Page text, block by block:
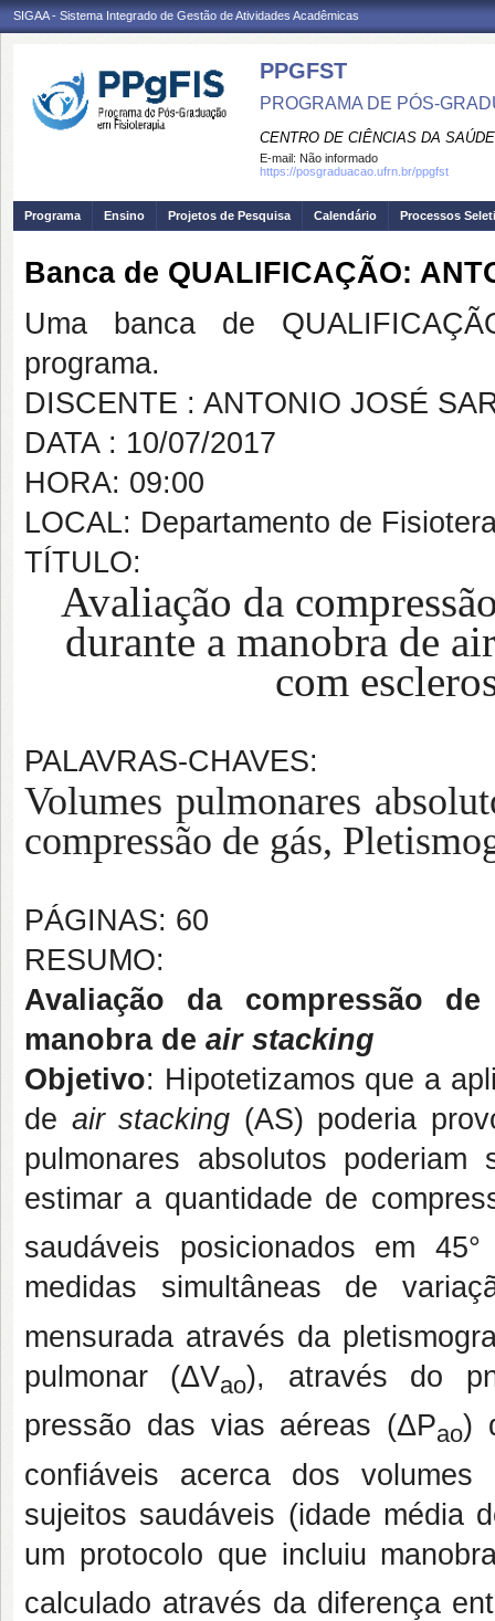
SIGAA - Sistema Integrado de Gestão de Atividades Acadêmicas
PPGFST
PROGRAMA DE PÓS-
CENTRO DE CIÊNCIAS DA SAÚDE
E-mail: Não informado
https://posgraduacao.ufrn.br/ppgfst
Programa Ensino Projetos de Pesquisa Calendário Processos
Banca de QUALIFICAÇÃO:
Uma banca de
programa.
DISCENTE : ANTONIO JOSÉ
DATA : 10/07/2017
HORA: 09:00
LOCAL: Departamento de
TÍTULO:
Avaliação da
durante a manobra de
com
PALAVRAS-CHAVES:
Volumes pulmonares
compressão de gás,
PÁGINAS: 60
RESUMO:
Avaliação da compressão
manobra de air stacking
Objetivo: Hipotetizamos que a
de air stacking (AS) poderia
pulmonares absolutos
estimar a quantidade de
saudáveis posicionados em
medidas simultâneas de
mensurada através da
pulmonar (ΔVao), através do
pressão das vias aéreas (ΔPao)
confiáveis acerca dos
sujeitos saudáveis (idade média
um protocolo que incluiu
calculado através da diferença